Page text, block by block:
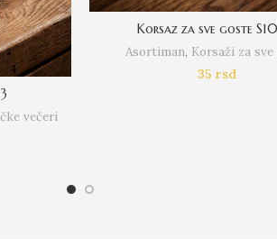
večeri
Korsaz za sve goste
Asortiman, Korsaži za
35 rsd